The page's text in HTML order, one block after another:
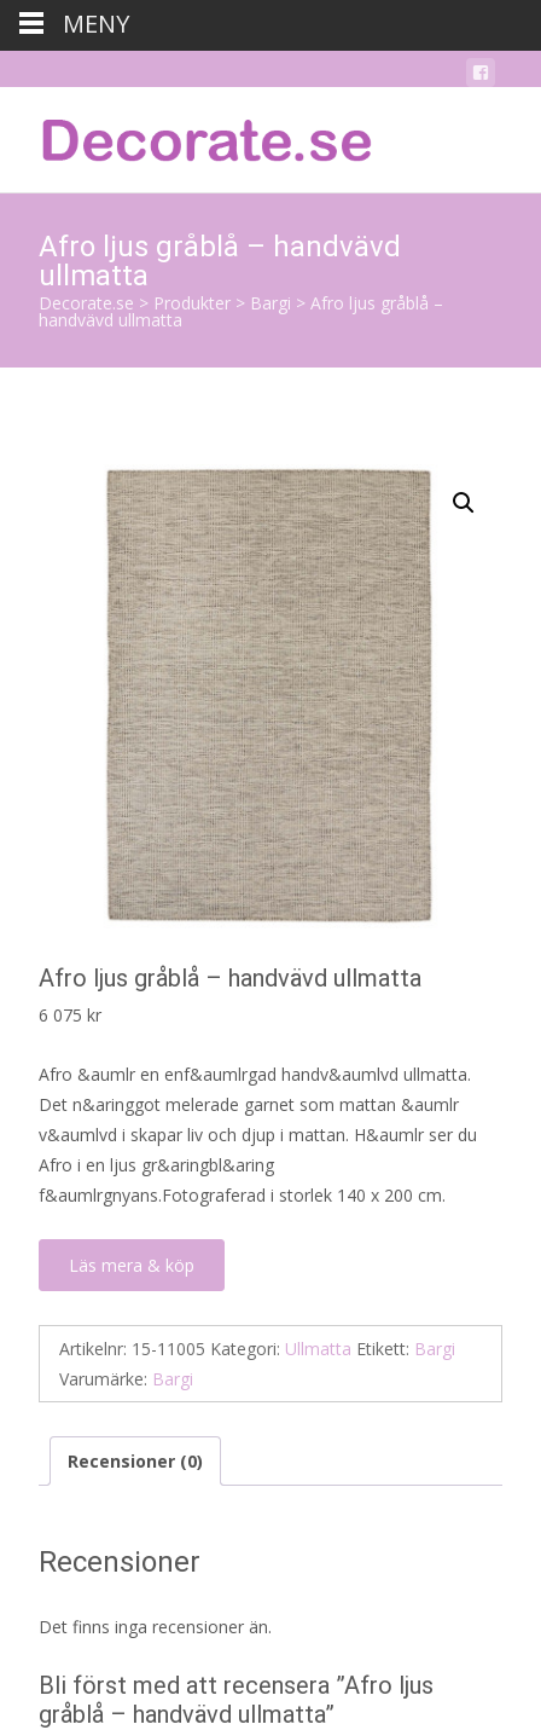
Afro ljus gråblå – handvävd
ullmatta
Decorate.se > Produkter > Bargi > Afro ljus gråblå –
handvävd ullmatta
Afro ljus gråblå – handvävd ullmatta
6 075 kr
Afro &aumlr en enf&aumlrgad handv&aumlvd ullmatta.
Det n&aringgot melerade garnet som mattan &aumlr
v&aumlvd i skapar liv och djup i mattan. H&aumlr ser du
Afro i en ljus gr&aringbl&aring
f&aumlrgnyans.Fotograferad i storlek 140 x 200 cm.
Läs mera & köp
Artikelnr: 15-11005 Kategori: Ullmatta Etikett: Bargi
Varumärke: Bargi
Recensioner (0)
Recensioner
Det finns inga recensioner än.
Bli först med att recensera ”Afro ljus
gråblå – handvävd ullmatta”
MENY